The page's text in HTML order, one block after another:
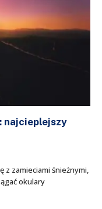
najcieplejszy
z zamieciami śnieżnymi,
okulary